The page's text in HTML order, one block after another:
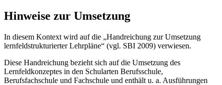
Hinweise zur Umsetzung
In diesem Kontext wird auf die „Handreichung zur Umsetzung
lernfeldstrukturierter Lehrpläne“ (vgl. SBI 2009) verwiesen.
Diese Handreichung bezieht sich auf die Umsetzung des
Lernfeldkonzeptes in den Schularten Berufsschule,
Berufsfachschule und Fachschule und enthält u. a. Ausführungen